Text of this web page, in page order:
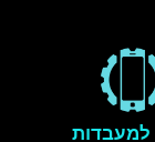
למעבדות